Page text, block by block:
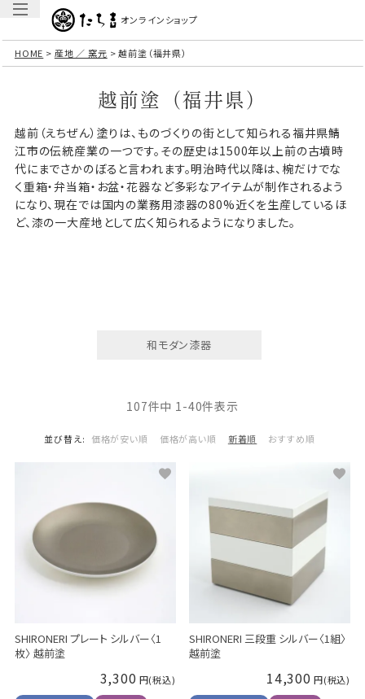
オンラインショップ
HOME 産地 ／ 窯元 越前塗（福井県）
越前塗（福井県）
越前（えちぜん）塗りは、ものづくりの街として知られる福井県鯖
江市の伝統産業の一つです。その歴史は1500年以上前の古墳時
代にまでさかのぼると言われます。明治時代以降は、椀だけでな
く重箱・弁当箱・お盆・花器など多彩なアイテムが制作されるよう
になり、現在では国内の業務用漆器の80%近くを生産しているほ
ど、漆の一大産地として広く知られるようになりました。
和モダン漆器
並び替え 価格が安い順 価格が高い順 新着順 おすすめ順
107件中 1-40件表示
SHIRONERI プレート シルバー〈1
枚〉 越前塗
3,300
SHIRONERI 三段重 シルバー〈1組〉
越前塗
14,300